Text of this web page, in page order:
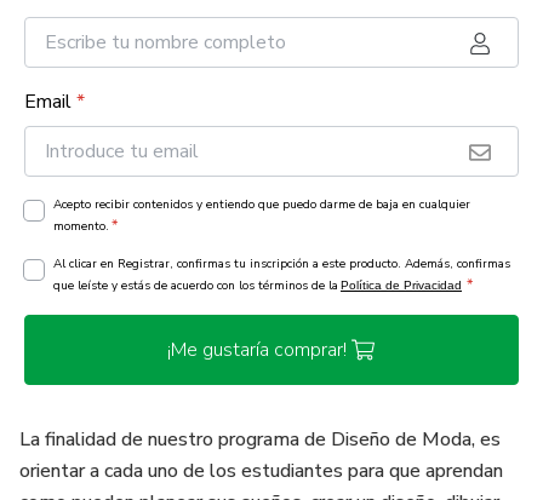
Email*
Acepto recibir contenidos y entiendo que puedo darme de baja en cualquier
momento. *
Al clicar en Registrar, confirmas tu inscripción a este producto. Además, confirmas
que leíste y estás de acuerdo con los términos de la Política de Privacidad *
¡Me gustaría comprar!
La finalidad de nuestro programa de Diseño de Moda, es
orientar a cada uno de los estudiantes para que aprendan